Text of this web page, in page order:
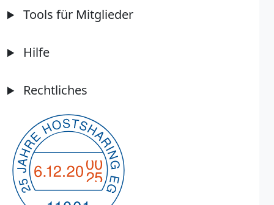
Tools für Mitglieder
Hilfe
Rechtliches